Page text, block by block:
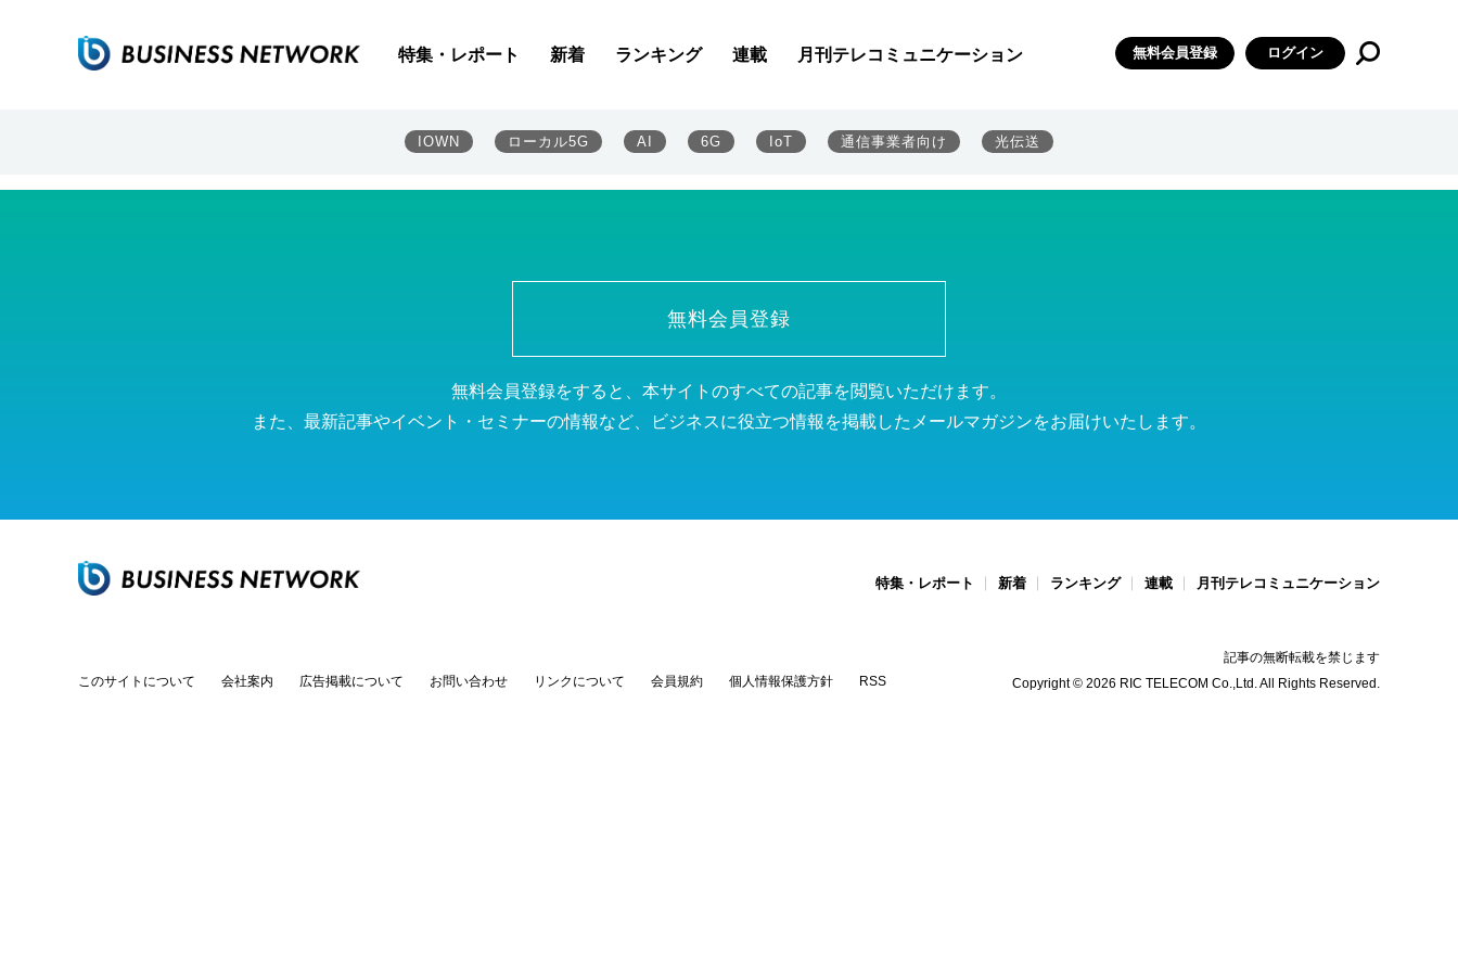
特集・レポート 新着 ランキング 連載 月刊テレコミュニケーション 無料会員登録 ログイン
IOWN ローカル5G AI 6G IoT 通信事業者向け 光伝送
無料会員登録
無料会員登録をすると、本サイトのすべての記事を閲覧いただけます。
また、最新記事やイベント・セミナーの情報など、ビジネスに役立つ情報を掲載したメールマガジンをお届けいたします。
特集・レポート 新着 ランキング 連載 月刊テレコミュニケーション
このサイトについて 会社案内 広告掲載について お問い合わせ リンクについて 会員規約 個人情報保護方針 RSS
記事の無断転載を禁じます
Copyright © 2026 RIC TELECOM Co.,Ltd. All Rights Reserved.